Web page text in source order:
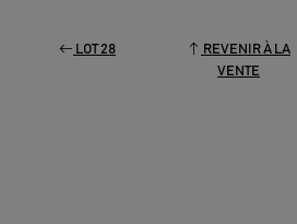
LOT 28
REVENIR À LA
VENTE